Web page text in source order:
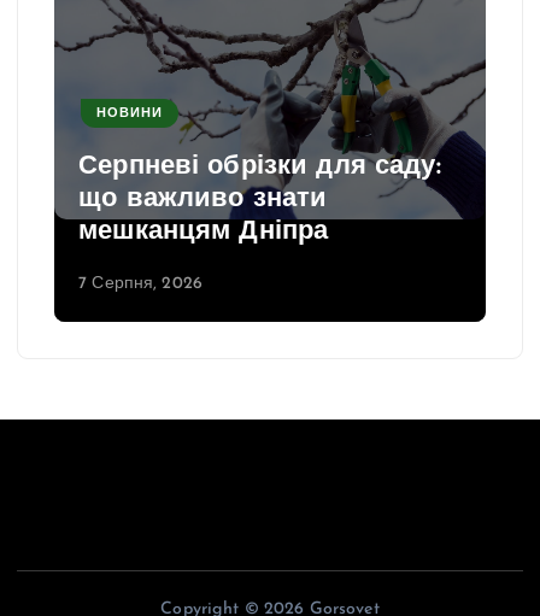
НОВИНИ
Серпневі обрізки для саду:
що важливо знати
мешканцям Дніпра
7 Серпня, 2026
Copyright © 2026 Gorsovet